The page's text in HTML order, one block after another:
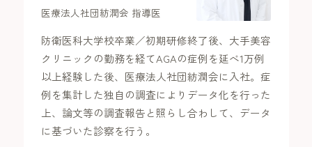
大阪梅田院
神戸三宮院 福岡院
ドクター紹介
お知らせ
プライバシーポリシー
医療法人社団紡潤会 指導医
防衛医科大学校卒業／初期研修終了後、大手美容
クリニックの勤務を経てAGAの症例を延べ1万例
以上経験した後、医療法人社団紡潤会に入社。症
例を集計した独自の調査によりデータ化を行った
上、論文等の調査報告と照らし合わして、データ
に基づいた診察を行う。